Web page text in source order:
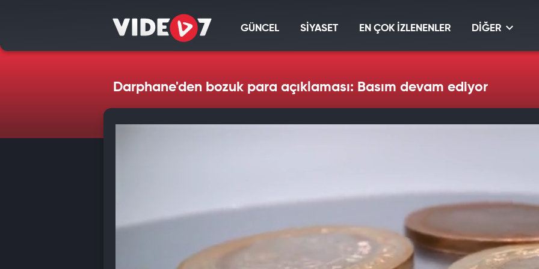
GÜNCEL SİYASET EN ÇOK İZLENENLER DİĞER
Darphane'den bozuk para açıklaması: Basım devam ediyor